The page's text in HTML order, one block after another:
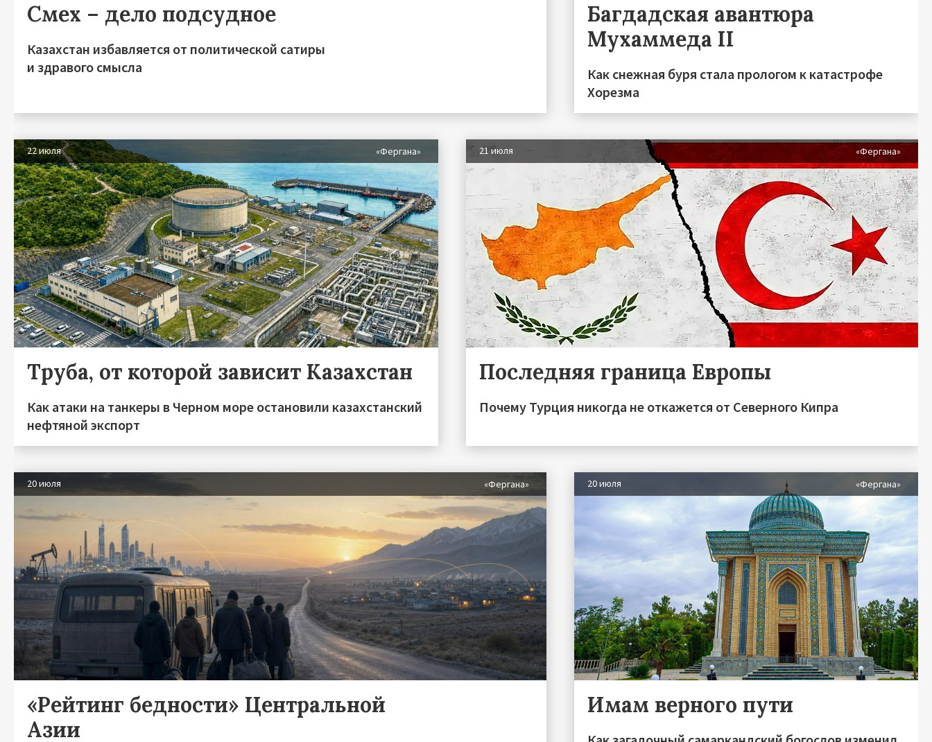
Смех – дело подсудное
Казахстан избавляется от политической сатиры
и здравого смысла
Багдадская авантюра
Мухаммеда II
Как снежная буря стала прологом к катастрофе
Хорезма
22 июля «Фергана»
Труба, от которой зависит Казахстан
Как атаки на танкеры в Черном море остановили казахстанский
нефтяной экспорт
21 июля «Фергана»
Последняя граница Европы
Почему Турция никогда не откажется от Северного Кипра
20 июля «Фергана»
«Рейтинг бедности» Центральной
Азии
20 июля «Фергана»
Имам верного пути